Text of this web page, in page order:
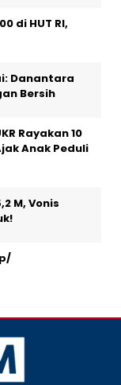
di HUT RI,
Danantara
Bersih
Rayakan 10
Anak Peduli
M, Vonis